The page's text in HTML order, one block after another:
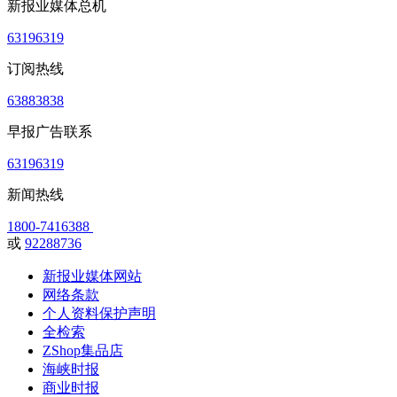
新报业媒体总机
63196319
订阅热线
63883838
早报广告联系
63196319
新闻热线
1800-7416388
或 92288736
新报业媒体网站
网络条款
个人资料保护声明
全检索
ZShop集品店
海峡时报
商业时报